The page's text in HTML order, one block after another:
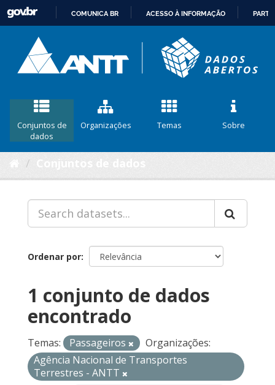
CONTEÚDO
COMUNICA BR ACESSO À INFORMAÇÃO
Conjuntos de
dados
Organizações Temas Sobre
Ordenar por
1 conjunto de dados
encontrado
Temas: Passageiros
Organizações:
Agência Nacional de Transportes
Terrestres - ANTT